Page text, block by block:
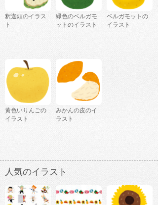
釈迦頭のイラス
ト
緑色のベルガモ
ットのイラスト
ベルガモットの
イラスト
黄色いりんごの
イラスト
みかんの皮のイ
ラスト
人気のイラスト